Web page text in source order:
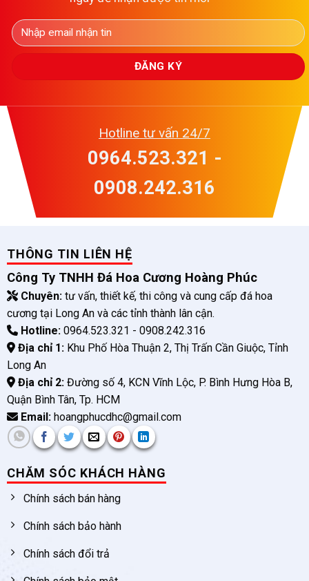
Hotline tư vấn 24/7
0964.523.321 -
0908.242.316
THÔNG TIN LIÊN HỆ
Công Ty TNHH Đá Hoa Cương Hoàng Phúc
Chuyên:tư vấn, thiết kế, thi công và cung cấp đá hoa
cương tại Long An và các tỉnh thành lân cận.
Hotline:0964.523.321 - 0908.242.316
Địa chỉ 1:Khu Phố Hòa Thuận 2, Thị Trấn Cần Giuộc, Tỉnh
Long An
Địa chỉ 2:Đường số 4, KCN Vĩnh Lộc, P. Bình Hưng Hòa B,
Quận Bình Tân, Tp. HCM
Email:hoangphucdhc@gmail.com
CHĂM SÓC KHÁCH HÀNG
Chính sách bán hàng
Chính sách bảo hành
Chính sách đổi trả